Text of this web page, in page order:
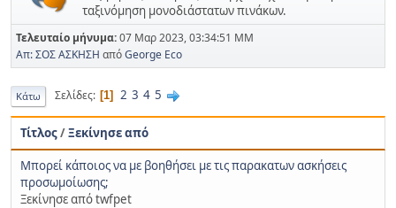
ταξινόμηση μονοδιάστατων πινάκων.
Τελευταίο μήνυμα:07 Μαρ 2023, 03:34:51 ΜΜ
Απ: ΣΟΣ ΑΣΚΗΣΗ απόGeorge Eco
Κάτω Σελίδες 1 2 3 4 5
Τίτλος/Ξεκίνησε από
Mπορεί κάποιος να με βοηθήσει με τις παρακατων ασκήσεις
προσωμοίωσης;
Ξεκίνησε από twfpet